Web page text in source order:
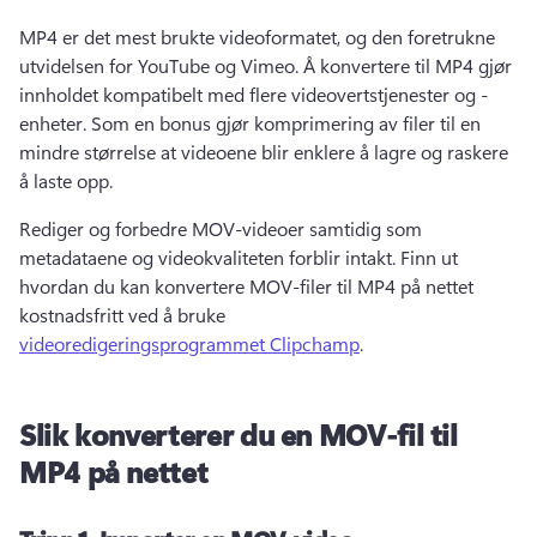
MP4 er det mest brukte videoformatet, og den foretrukne
utvidelsen for YouTube og Vimeo. Å konvertere til MP4 gjør
innholdet kompatibelt med flere videovertstjenester og -
enheter. Som en bonus gjør komprimering av filer til en
mindre størrelse at videoene blir enklere å lagre og raskere
å laste opp.
Rediger og forbedre MOV-videoer samtidig som
metadataene og videokvaliteten forblir intakt. Finn ut
hvordan du kan konvertere MOV-filer til MP4 på nettet
kostnadsfritt ved å bruke
videoredigeringsprogrammet Clipchamp.
Slik konverterer du en MOV-fil til
MP4 på nettet